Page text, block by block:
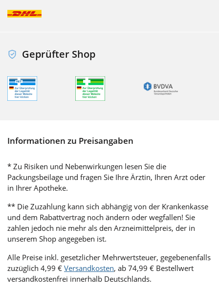
Geprüfter Shop
Informationen zu Preisangaben
* Zu Risiken und Nebenwirkungen lesen Sie die
Packungsbeilage und fragen Sie Ihre Ärztin, Ihren Arzt oder
in Ihrer Apotheke.
** Die Zuzahlung kann sich abhängig von der Krankenkasse
und dem Rabattvertrag noch ändern oder wegfallen! Sie
zahlen jedoch nie mehr als den Arzneimittelpreis, der in
unserem Shop angegeben ist.
Alle Preise inkl. gesetzlicher Mehrwertsteuer, gegebenenfalls
zuzüglich 4,99 € Versandkosten, ab 74,99 € Bestellwert
versandkostenfrei innerhalb Deutschlands.